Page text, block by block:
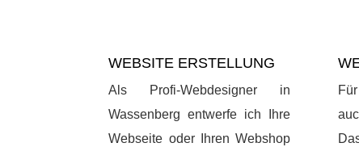
WEBSITE ERSTELLUNG
Als Profi-Webdesigner in
Wassenberg entwerfe ich Ihre
Webseite oder Ihren Webshop